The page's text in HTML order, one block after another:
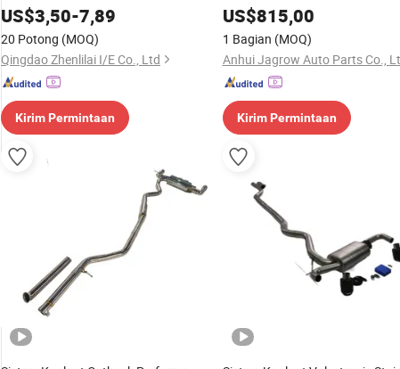
Ukuran Kustom
US$3,50-7,89
20 Potong (MOQ)
Qingdao Zhenlilai I/E Co., Ltd
Kirim Permintaan
US$815,00
1 Bagian (MOQ)
Anhui Jagrow Auto Parts Co.,
Kirim Permintaan